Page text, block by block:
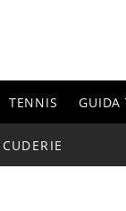
TENNIS GUIDA